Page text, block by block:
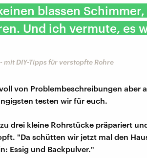
blassen
Und ich vermute, es
mit DIY-Tipps für verstopfte Rohre
von Problembeschreibungen aber
testen wir für euch.
drei kleine Rohrstücke präpariert
"Da schütten wir jetzt mal den
Essig und Backpulver."